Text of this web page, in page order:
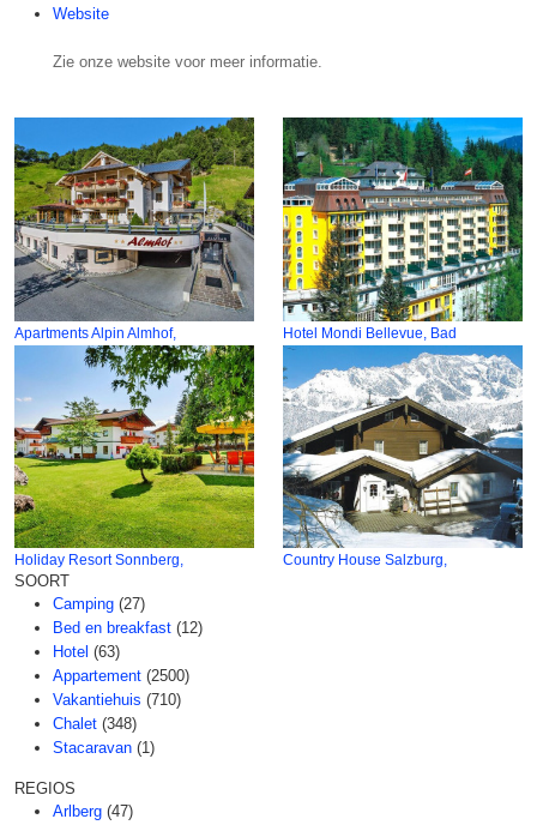
Website
Zie onze website voor meer informatie.
Apartments Alpin Almhof, Hotel Mondi Bellevue, Bad
Holiday Resort Sonnberg, Country House Salzburg,
SOORT
Camping (27)
Bed en breakfast (12)
Hotel (63)
Appartement (2500)
Vakantiehuis (710)
Chalet (348)
Stacaravan (1)
REGIOS
Arlberg (47)